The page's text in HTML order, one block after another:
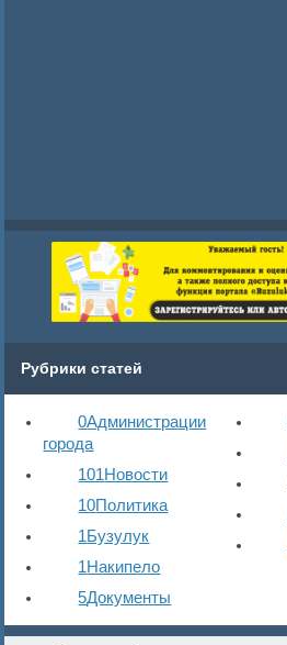
Рубрики статей
0Администрации
города
101Новости
10Политика
1Бузулук
1Накипело
5Документы